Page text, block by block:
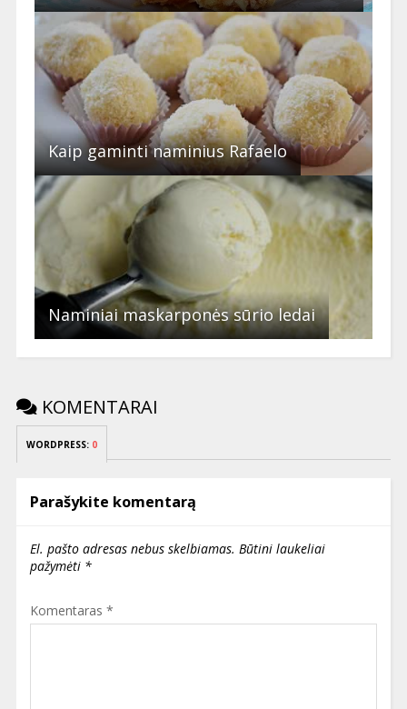
Kaip gaminti naminius Rafaelo
Naminiai maskarponės sūrio ledai
KOMENTARAI
WORDPRESS: 0
Parašykite komentarą
El. pašto adresas nebus skelbiamas. Būtini laukeliai
pažymėti *
Komentaras *